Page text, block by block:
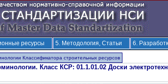
ресурсы 5. Методология, Статьи 6.
Классификатора строительных ресурсов
Класс КСР: 01.1.01.02 Доски